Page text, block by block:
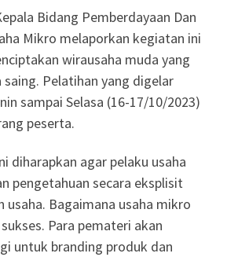
Bidang Pemberdayaan Dan
Mikro melaporkan kegiatan ini
wirausaha muda yang
saing. Pelatihan yang digelar
sampai Selasa (16-17/10/2023)
peserta.
diharapkan agar pelaku usaha
pengetahuan secara eksplisit
Bagaimana usaha mikro
Para pemateri akan
untuk branding produk dan